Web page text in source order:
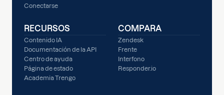
Conectarse
RECURSOS
Contenido IA
Documentación de la API
Centro de ayuda
Página de estado
Academia Trengo
COMPARA
Zendesk
Frente
Interfono
Responder.io